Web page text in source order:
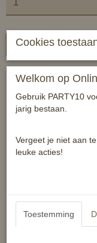
In
Prachtig zadeldek met
-
- mag in de
- functievoering: 100%
- 100% polyester
- schuim en watten
- lussen met
Cookies
Welkom op
Gebruik PARTY10
jarig bestaan.
Vergeet je niet aan
leuke acties!
Toestemming